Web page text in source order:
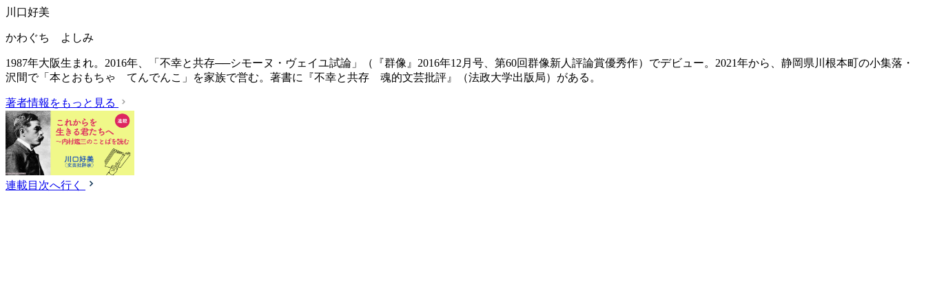
川口好美
かわぐち よしみ
1987年大阪生まれ。2016年、「不幸と共存──シモーヌ・ヴェイユ試論」（『群像』2016年12月号、第60回群像新人評論賞優秀作）でデビュー。2021年から、静岡県川根本町の小集落・
沢間で「本とおもちゃ てんでんこ」を家族で営む。著書に『不幸と共存 魂的文芸批評』（法政大学出版局）がある。
著者情報をもっと見る
連載目次へ行く